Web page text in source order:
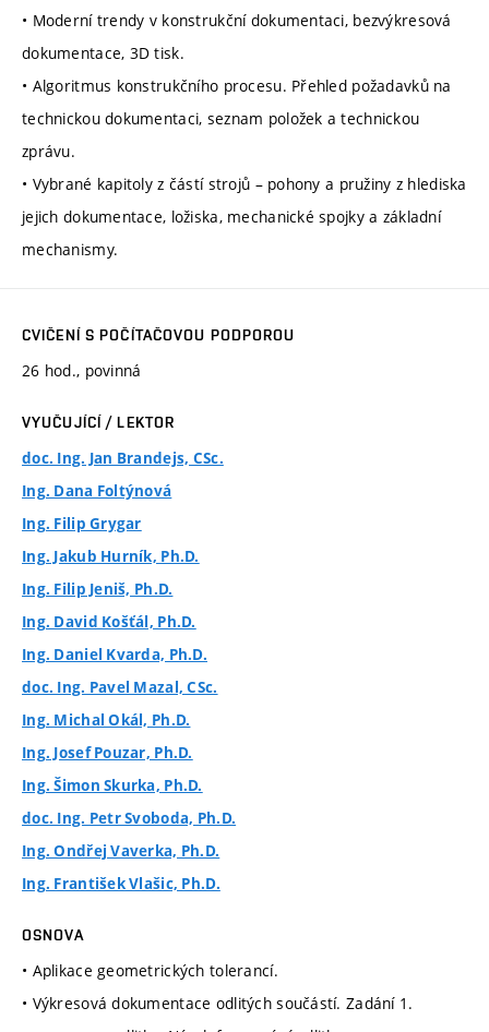
• Moderní trendy v konstrukční dokumentaci, bezvýkresová
dokumentace, 3D tisk.
• Algoritmus konstrukčního procesu. Přehled požadavků na
technickou dokumentaci, seznam položek a technickou
zprávu.
• Vybrané kapitoly z částí strojů – pohony a pružiny z hlediska
jejich dokumentace, ložiska, mechanické spojky a základní
mechanismy.
CVIČENÍ S POČÍTAČOVOU PODPOROU
26 hod., povinná
VYUČUJÍCÍ / LEKTOR
doc. Ing. Jan Brandejs, CSc.
Ing. Dana Foltýnová
Ing. Filip Grygar
Ing. Jakub Hurník, Ph.D.
Ing. Filip Jeniš, Ph.D.
Ing. David Košťál, Ph.D.
Ing. Daniel Kvarda, Ph.D.
doc. Ing. Pavel Mazal, CSc.
Ing. Michal Okál, Ph.D.
Ing. Josef Pouzar, Ph.D.
Ing. Šimon Skurka, Ph.D.
doc. Ing. Petr Svoboda, Ph.D.
Ing. Ondřej Vaverka, Ph.D.
Ing. František Vlašic, Ph.D.
OSNOVA
• Aplikace geometrických tolerancí.
• Výkresová dokumentace odlitých součástí. Zadání 1.